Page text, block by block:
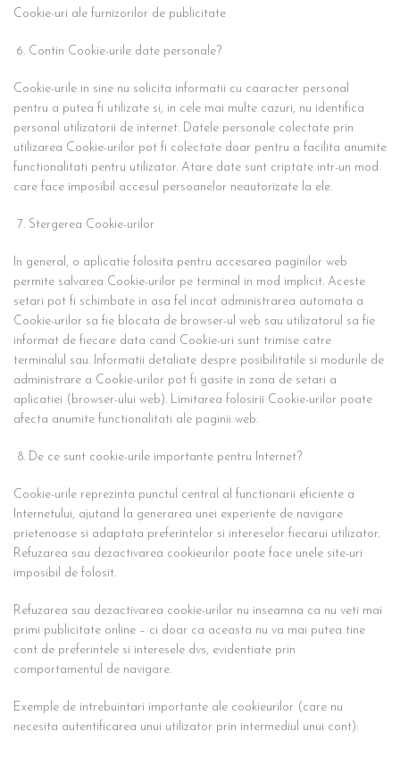
Cookie-uri ale furnizorilor de publicitate
Contin Cookie-urile date personale?
Cookie-urile in sine nu solicita informatii cu caaracter personal
pentru a putea fi utilizate si, in cele mai multe cazuri, nu identifica
personal utilizatorii de internet. Datele personale colectate prin
utilizarea Cookie-urilor pot fi colectate doar pentru a facilita anumite
functionalitati pentru utilizator. Atare date sunt criptate intr-un mod
care face imposibil accesul persoanelor neautorizate la ele.
Stergerea Cookie-urilor
In general, o aplicatie folosita pentru accesarea paginilor web
permite salvarea Cookie-urilor pe terminal in mod implicit. Aceste
setari pot fi schimbate in asa fel incat administrarea automata a
Cookie-urilor sa fie blocata de browser-ul web sau utilizatorul sa fie
informat de fiecare data cand Cookie-uri sunt trimise catre
terminalul sau. Informatii detaliate despre posibilitatile si modurile de
administrare a Cookie-urilor pot fi gasite in zona de setari a
aplicatiei (browser-ului web). Limitarea folosirii Cookie-urilor poate
afecta anumite functionalitati ale paginii web.
De ce sunt cookie-urile importante pentru Internet?
Cookie-urile reprezinta punctul central al functionarii eficiente a
Internetului, ajutand la generarea unei experiente de navigare
prietenoase si adaptata preferintelor si intereselor fiecarui utilizator.
Refuzarea sau dezactivarea cookieurilor poate face unele site-uri
imposibil de folosit.
Refuzarea sau dezactivarea cookie-urilor nu inseamna ca nu veti mai
primi publicitate online – ci doar ca aceasta nu va mai putea tine
cont de preferintele si interesele dvs, evidentiate prin
comportamentul de navigare.
Exemple de intrebuintari importante ale cookieurilor (care nu
necesita autentificarea unui utilizator prin intermediul unui cont):